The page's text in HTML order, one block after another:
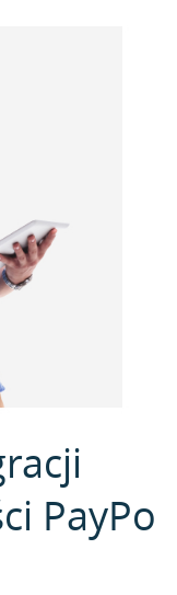
PayPo